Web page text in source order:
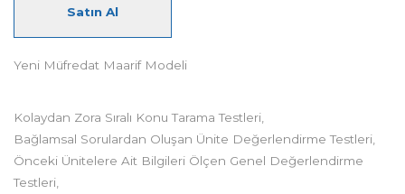
Satın Al
Yeni Müfredat Maarif Modeli
Kolaydan Zora Sıralı Konu Tarama Testleri,
Bağlamsal Sorulardan Oluşan Ünite Değerlendirme Testleri,
Önceki Ünitelere Ait Bilgileri Ölçen Genel Değerlendirme
Testleri,